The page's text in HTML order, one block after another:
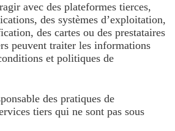
avec des plateformes tierces,
des systèmes d’exploitation,
des cartes ou des prestataires
peuvent traiter les informations
et politiques de
des pratiques de
tiers qui ne sont pas sous